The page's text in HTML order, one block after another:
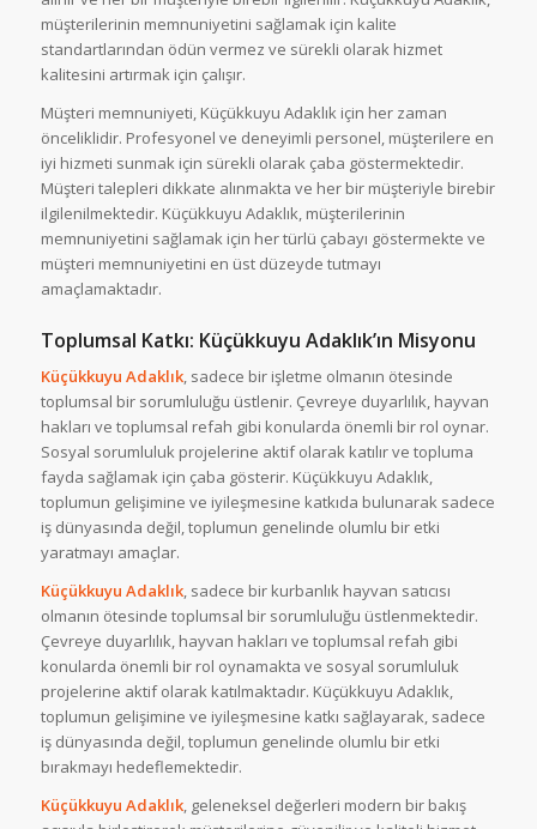
müşterilerinin memnuniyetini sağlamak için kalite
standartlarından ödün vermez ve sürekli olarak hizmet
kalitesini artırmak için çalışır.
Müşteri memnuniyeti, Küçükkuyu Adaklık için her zaman
önceliklidir. Profesyonel ve deneyimli personel, müşterilere en
iyi hizmeti sunmak için sürekli olarak çaba göstermektedir.
Müşteri talepleri dikkate alınmakta ve her bir müşteriyle birebir
ilgilenilmektedir. Küçükkuyu Adaklık, müşterilerinin
memnuniyetini sağlamak için her türlü çabayı göstermekte ve
müşteri memnuniyetini en üst düzeyde tutmayı
amaçlamaktadır.
Toplumsal Katkı: Küçükkuyu Adaklık’ın Misyonu
Küçükkuyu Adaklık, sadece bir işletme olmanın ötesinde
toplumsal bir sorumluluğu üstlenir. Çevreye duyarlılık, hayvan
hakları ve toplumsal refah gibi konularda önemli bir rol oynar.
Sosyal sorumluluk projelerine aktif olarak katılır ve topluma
fayda sağlamak için çaba gösterir. Küçükkuyu Adaklık,
toplumun gelişimine ve iyileşmesine katkıda bulunarak sadece
iş dünyasında değil, toplumun genelinde olumlu bir etki
yaratmayı amaçlar.
Küçükkuyu Adaklık, sadece bir kurbanlık hayvan satıcısı
olmanın ötesinde toplumsal bir sorumluluğu üstlenmektedir.
Çevreye duyarlılık, hayvan hakları ve toplumsal refah gibi
konularda önemli bir rol oynamakta ve sosyal sorumluluk
projelerine aktif olarak katılmaktadır. Küçükkuyu Adaklık,
toplumun gelişimine ve iyileşmesine katkı sağlayarak, sadece
iş dünyasında değil, toplumun genelinde olumlu bir etki
bırakmayı hedeflemektedir.
Küçükkuyu Adaklık, geleneksel değerleri modern bir bakış